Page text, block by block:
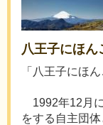
八王子にほん
「八王子にほ
1992年12月
をする自主団